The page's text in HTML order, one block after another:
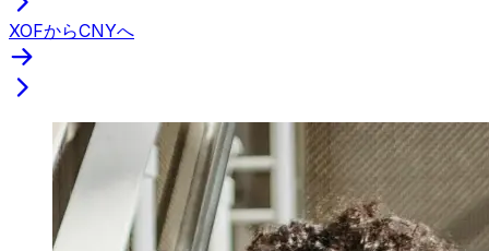
XOFからCNYへ